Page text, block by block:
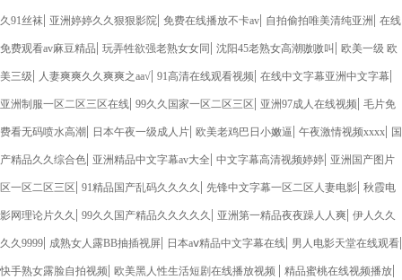
久91丝袜| 亚洲婷婷久久狠狠影院| 免费在线播放不卡av| 自拍偷拍唯美清纯亚洲 | 在线
免费观看av麻豆精品| 玩弄牲欲强老熟女女同 | 沈阳45老熟女高潮嗷嗷叫 | 欧美一级 欧
美三级| 人妻爽爽久久爽爽之aa√| 91高清在线观看视频| 在线中文字幕亚洲中文字幕|
亚洲制服一区二区三区在线| 99久久国家一区二区三区| 亚洲97成人在线视频| 毛片免
费看无码喷水高潮| 日本午夜一级成人片| 欧美老鸡巴日小嫩逼 | 午夜激情视频xxxx| 国
产精品久久综合色| 亚洲精品中文字幕av大全| 中文字幕高清视频婷婷| 亚洲国产图片
区一区二区三区| 91精品国产乱码久久久久 | 先锋中文字幕一区二区人妻电影| 秋霞电
影网理论片久久 | 99久久国产精品久久久久久 | 亚洲第一精品夜夜躁人人爽| 伊人久久
久久9999| 成熟女人露BB抽插视屏| 日本aⅴ精品中文字幕在线| 男人电影天堂在线观看|
快手熟女露脸自拍视频| 欧美黑人性生活短剧在线播放视频 | 精品蜜桃在线视频播放|